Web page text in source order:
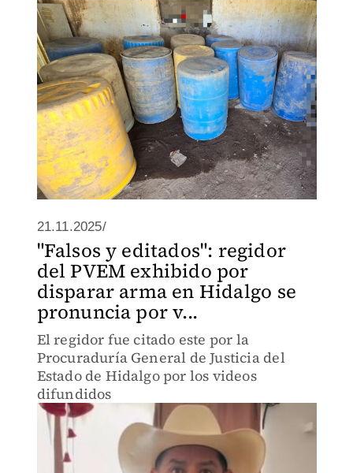
21.11.2025/
"Falsos y editados": regidor
del PVEM exhibido por
disparar arma en Hidalgo se
pronuncia por v...
El regidor fue citado este por la
Procuraduría General de Justicia del
Estado de Hidalgo por los videos
difundidos